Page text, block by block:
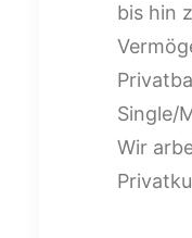
bis hin
Single/
Wir